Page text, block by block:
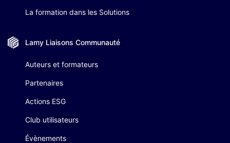
La formation dans les Solutions
Lamy Liaisons Communauté
Auteurs et formateurs
Partenaires
Actions ESG
Club utilisateurs
Évènements